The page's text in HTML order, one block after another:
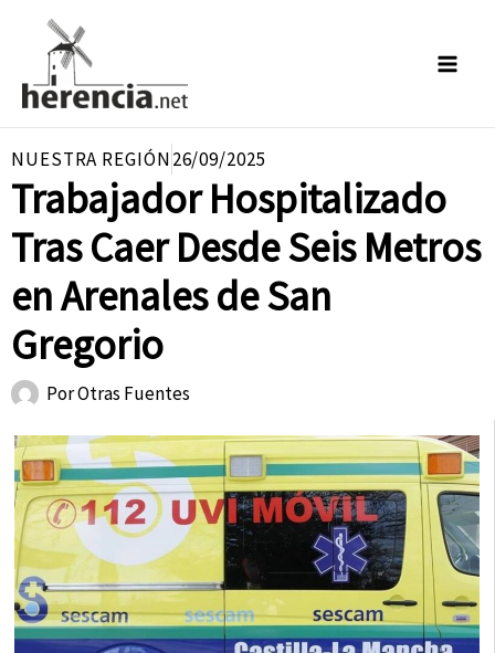
contenido
NUESTRA REGIÓN26/09/2025
Trabajador Hospitalizado
Tras Caer Desde Seis Metros
en Arenales de San
Gregorio
PorOtras Fuentes